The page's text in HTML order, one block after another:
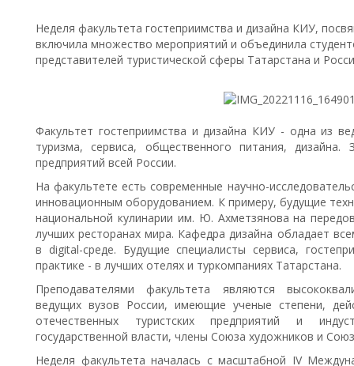
Неделя факультета гостеприимства и дизайна КИУ,
включила множество мероприятий и объединила
представителей туристической сферы Татарстана и
Факультет гостеприимства и дизайна КИУ - одна из
туризма, сервиса, общественного питания,
предприятий всей России.
На факультете есть современные научно-
инновационным оборудованием. К примеру, будущие
национальной кулинарии им. Ю. Ахметзянова на
лучших ресторанах мира. Кафедра дизайна обладает
в digital-среде. Будущие специалисты сервиса,
практике - в лучших отелях и туркомпаниях Татарстана.
Преподавателями факультета являются
ведущих вузов России, имеющие ученые степени,
отечественных туристских предприятий и
государственной власти, члены Союза художников и
Неделя факультета началась с масштабной IV